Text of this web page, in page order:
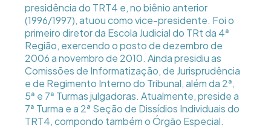
presidência do TRT4 e, no biênio anterior
(1996/1997), atuou como vice-presidente. Foi o
primeiro diretor da Escola Judicial do TRt da 4ª
Região, exercendo o posto de dezembro de
2006 a novembro de 2010. Ainda presidiu as
Comissões de Informatização, de Jurisprudência
e de Regimento Interno do Tribunal, além da 2ª,
5ª e 7ª Turmas julgadoras. Atualmente, preside a
7ª Turma e a 2ª Seção de Dissídios Individuais do
TRT4, compondo também o Órgão Especial.